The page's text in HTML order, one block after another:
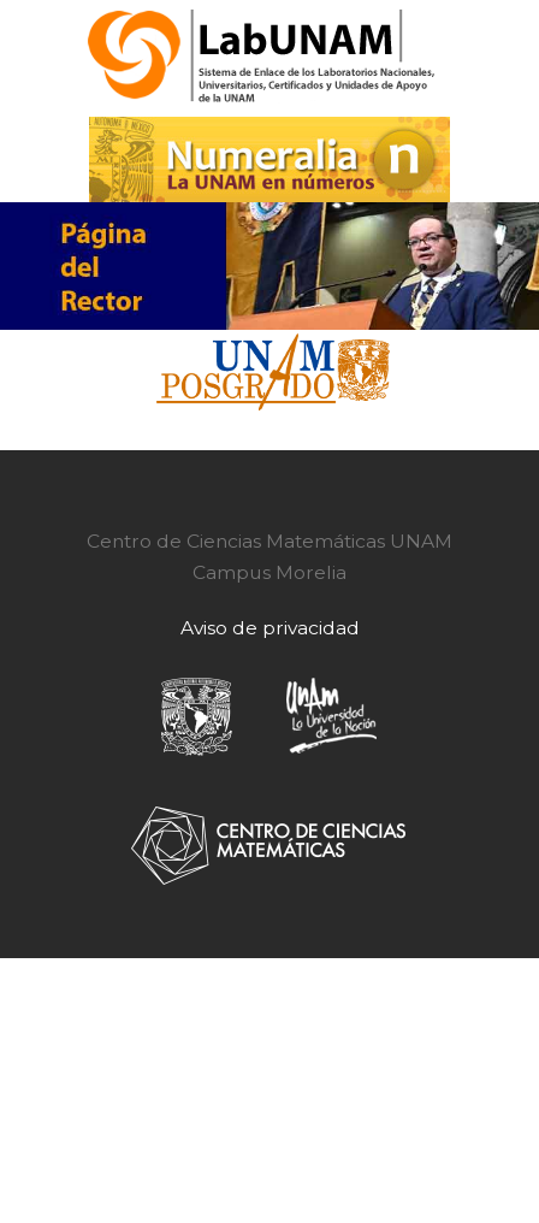
Centro de Ciencias Matemáticas UNAM
Campus Morelia
Aviso de privacidad